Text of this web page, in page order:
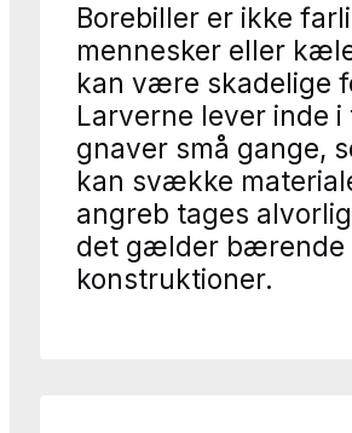
Borebiller er ikke
mennesker eller
kan være skadelige
Larverne lever inde
gnaver små gange,
kan svække
angreb tages
det gælder bærende
konstruktioner.